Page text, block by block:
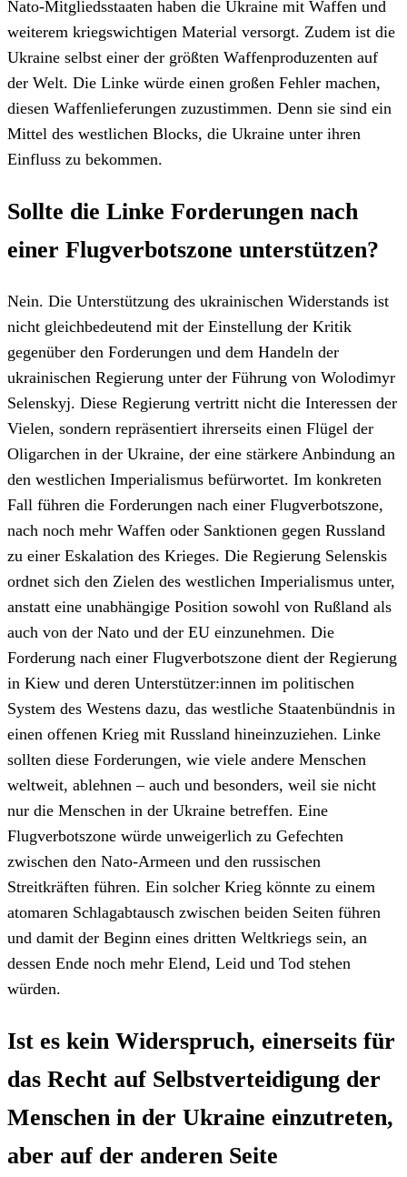
Nato-Mitgliedsstaaten haben die Ukraine mit Waffen und
weiterem kriegswichtigen Material versorgt. Zudem ist die
Ukraine selbst einer der größten Waffenproduzenten auf
der Welt. Die Linke würde einen großen Fehler machen,
diesen Waffenlieferungen zuzustimmen. Denn sie sind ein
Mittel des westlichen Blocks, die Ukraine unter ihren
Einfluss zu bekommen.
Sollte die Linke Forderungen nach
einer Flugverbotszone unterstützen?
Nein. Die Unterstützung des ukrainischen Widerstands ist
nicht gleichbedeutend mit der Einstellung der Kritik
gegenüber den Forderungen und dem Handeln der
ukrainischen Regierung unter der Führung von Wolodimyr
Selenskyj. Diese Regierung vertritt nicht die Interessen der
Vielen, sondern repräsentiert ihrerseits einen Flügel der
Oligarchen in der Ukraine, der eine stärkere Anbindung an
den westlichen Imperialismus befürwortet. Im konkreten
Fall führen die Forderungen nach einer Flugverbotszone,
nach noch mehr Waffen oder Sanktionen gegen Russland
zu einer Eskalation des Krieges. Die Regierung Selenskis
ordnet sich den Zielen des westlichen Imperialismus unter,
anstatt eine unabhängige Position sowohl von Rußland als
auch von der Nato und der EU einzunehmen. Die
Forderung nach einer Flugverbotszone dient der Regierung
in Kiew und deren Unterstützer:innen im politischen
System des Westens dazu, das westliche Staatenbündnis in
einen offenen Krieg mit Russland hineinzuziehen. Linke
sollten diese Forderungen, wie viele andere Menschen
weltweit, ablehnen – auch und besonders, weil sie nicht
nur die Menschen in der Ukraine betreffen. Eine
Flugverbotszone würde unweigerlich zu Gefechten
zwischen den Nato-Armeen und den russischen
Streitkräften führen. Ein solcher Krieg könnte zu einem
atomaren Schlagabtausch zwischen beiden Seiten führen
und damit der Beginn eines dritten Weltkriegs sein, an
dessen Ende noch mehr Elend, Leid und Tod stehen
würden.
Ist es kein Widerspruch, einerseits für
das Recht auf Selbstverteidigung der
Menschen in der Ukraine einzutreten,
aber auf der anderen Seite